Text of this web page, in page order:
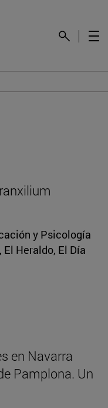
y Psicología
Heraldo, El Día
en Navarra
Pamplona. Un